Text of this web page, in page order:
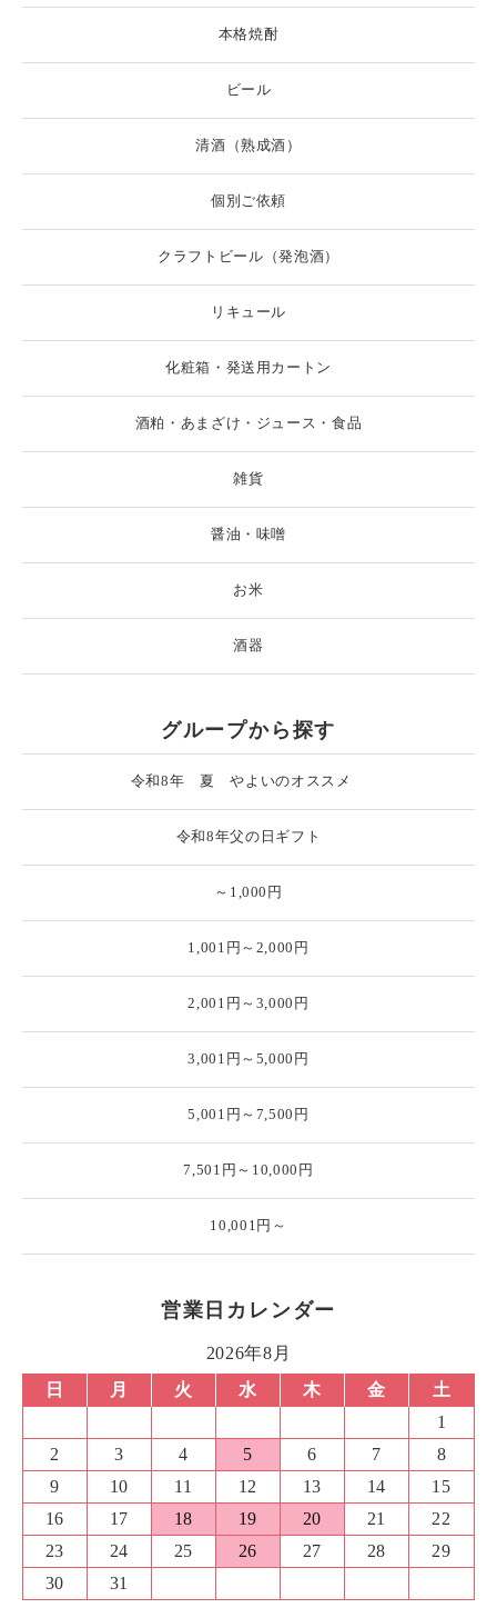
本格焼酎
ビール
清酒（熟成酒）
個別ご依頼
クラフトビール（発泡酒）
リキュール
化粧箱・発送用カートン
酒粕・あまざけ・ジュース・食品
雑貨
醤油・味噌
お米
酒器
グループから探す
令和8年 夏 やよいのオススメ
令和8年父の日ギフト
～1,000円
1,001円～2,000円
2,001円～3,000円
3,001円～5,000円
5,001円～7,500円
7,501円～10,000円
10,001円～
営業日カレンダー
2026年8月
日
月 火 水 木 金
土
1
2
3 4 5 6 7
8
9
10 11 12 13 14
15
16
17 18 19 20 21
22
23
24 25 26 27 28
29
30
31